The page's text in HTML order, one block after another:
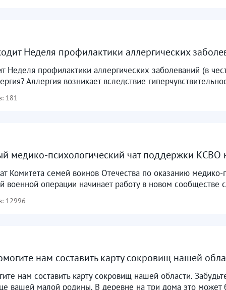
Неделя профилактики аллергических
Неделя профилактики аллергических заболеваний (в
Аллергия возникает вследствие
181
медико-психологический чат поддержки КСВО
Комитета семей воинов Отечества по оказанию
военной операции начинает работу в новом сообществе
12996
нам составить карту сокровищ нашей
нам составить карту сокровищ нашей области.
вашей малой родины. В деревне на три дома это может